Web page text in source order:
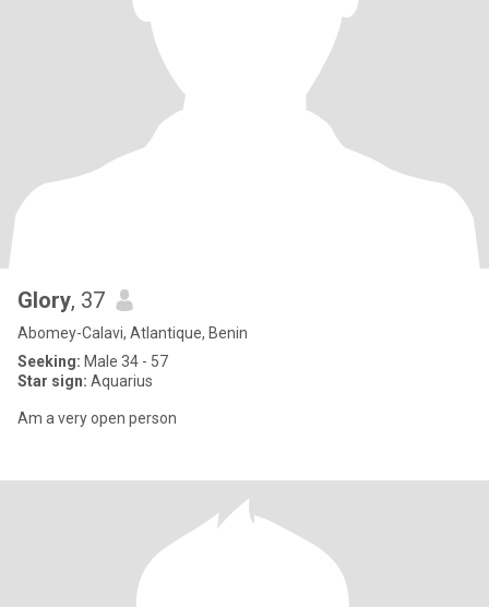
Glory, 37
Abomey-Calavi, Atlantique, Benin
Seeking: Male 34 - 57
Star sign: Aquarius
Am a very open person